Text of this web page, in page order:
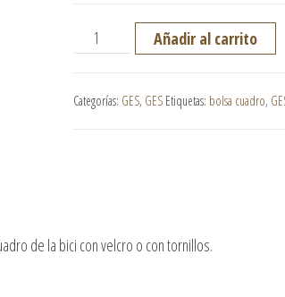
Bolsa cuadro GES dima cantidad
Añadir al carrito
Categorías: GES, GES Etiquetas: bolsa cuadro,
de la bici con velcro o con tornillos.